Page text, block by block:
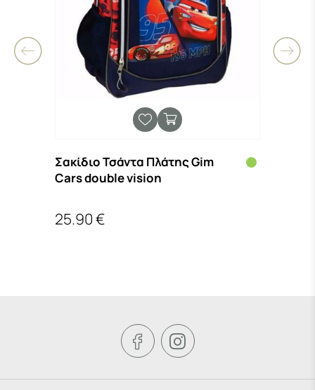
Σακίδιο Τσάντα Πλάτης Gim
Cars double vision
25.90 €
 